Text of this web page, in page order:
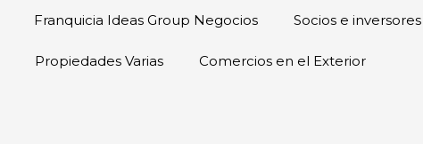
Franquicia Ideas Group Negocios Socios e inversores
Propiedades Varias Comercios en el Exterior